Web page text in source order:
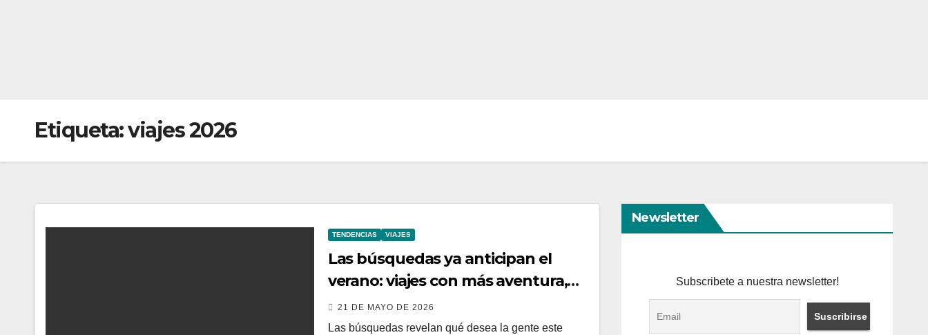
Etiqueta:viajes 2026
TENDENCIAS VIAJES
Las búsquedas ya anticipan el
verano: viajes con más aventura,
moda inesperada y nuevas
obsesiones virales
21 DE MAYO DE 2026
Las búsquedas revelan qué desea la gente este
Newsletter
Subscribete a nuestra newsletter!